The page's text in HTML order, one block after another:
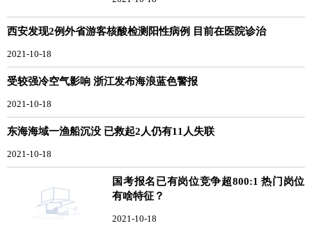
西安发现2例外省游客核酸检测阳性病例 目前在医院诊治
2021-10-18
受较强冷空气影响 浙江发布海浪蓝色警报
2021-10-18
东海海域一渔船沉没 已救起2人仍有11人失联
2021-10-18
国考报名已有岗位竞争超800:1 热门岗位
有啥特征？
2021-10-18